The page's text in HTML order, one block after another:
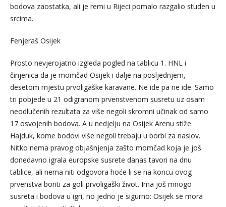
bodova zaostatka, ali je remi u Rijeci pomalo razgalio studen u
srcima.
Fenjeraš Osijek
Prosto nevjerojatno izgleda pogled na tablicu 1. HNL i
činjenica da je momčad Osijek i dalje na posljednjem,
desetom mjestu prvoligaške karavane. Ne ide pa ne ide. Samo
tri pobjede u 21 odigranom prvenstvenom susretu uz osam
neodlučenih rezultata za više negoli skromni učinak od samo
17 osvojenih bodova. A u nedjelju na Osijek Arenu stiže
Hajduk, kome bodovi više negoli trebaju u borbi za naslov.
Nitko nema pravog objašnjenja zašto momčad koja je još
donedavno igrala europske susrete danas tavori na dnu
tablice, ali nema niti odgovora hoće li se na koncu ovog
prvenstva boriti za goli prvoligaški život. Ima još mnogo
susreta i bodova u igri, no jedno je sigurno: Osijek se mora